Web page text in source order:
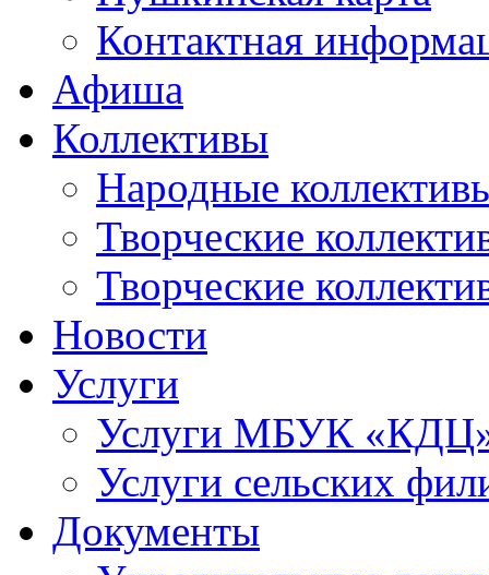
Контактная
Афиша
Коллективы
Народные
Творческие
Творческие
Новости
Услуги
Услуги МБУК
Услуги сельских
Документы